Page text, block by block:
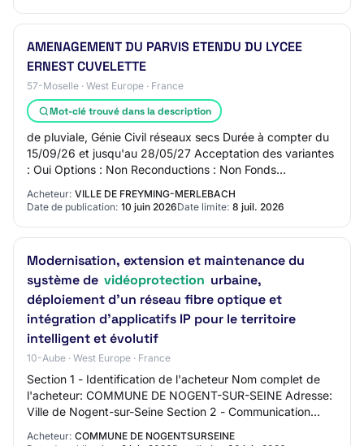
AMENAGEMENT DU PARVIS ETENDU DU LYCEE
ERNEST CUVELETTE
57-Moselle · West Europe · France
Mot-clé trouvé dans la description
de pluviale, Génie Civil réseaux secs Durée à compter du
15/09/26 et jusqu'au 28/05/27 Acceptation des variantes
: Oui Options : Non Reconductions : Non Fonds
Acheteur: VILLE DE FREYMING-MERLEBACH
Date de publication: 10 juin 2026Date limite: 8 juil. 2026
Modernisation, extension et maintenance du
système de vidéoprotection urbaine,
déploiement d'un réseau fibre optique et
intégration d'applicatifs IP pour le territoire
intelligent et évolutif
10-Aube · West Europe · France
Section 1 - Identification de l'acheteur Nom complet de
l'acheteur: COMMUNE DE NOGENT-SUR-SEINE Adresse:
Ville de Nogent-sur-Seine Section 2 - Communication
Acheteur: COMMUNE DE NOGENTSURSEINE